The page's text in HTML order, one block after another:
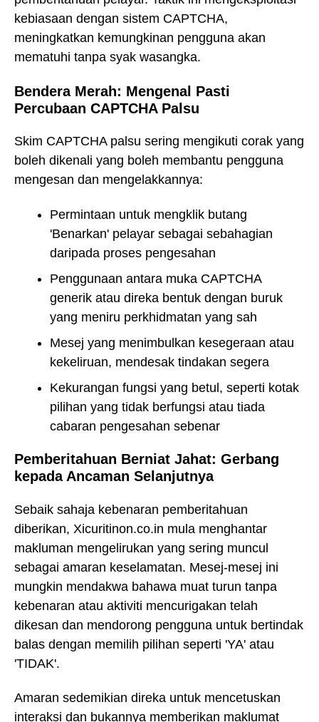
kebiasaan dengan sistem CAPTCHA,
meningkatkan kemungkinan pengguna akan
mematuhi tanpa syak wasangka.
Bendera Merah: Mengenal Pasti
Percubaan CAPTCHA Palsu
Skim CAPTCHA palsu sering mengikuti corak yang
boleh dikenali yang boleh membantu pengguna
mengesan dan mengelakkannya:
Permintaan untuk mengklik butang
'Benarkan' pelayar sebagai sebahagian
daripada proses pengesahan
Penggunaan antara muka CAPTCHA
generik atau direka bentuk dengan buruk
yang meniru perkhidmatan yang sah
Mesej yang menimbulkan kesegeraan atau
kekeliruan, mendesak tindakan segera
Kekurangan fungsi yang betul, seperti kotak
pilihan yang tidak berfungsi atau tiada
cabaran pengesahan sebenar
Pemberitahuan Berniat Jahat: Gerbang
kepada Ancaman Selanjutnya
Sebaik sahaja kebenaran pemberitahuan
diberikan, Xicuritinon.co.in mula menghantar
makluman mengelirukan yang sering muncul
sebagai amaran keselamatan. Mesej-mesej ini
mungkin mendakwa bahawa muat turun tanpa
kebenaran atau aktiviti mencurigakan telah
dikesan dan mendorong pengguna untuk bertindak
balas dengan memilih pilihan seperti 'YA' atau
'TIDAK'.
Amaran sedemikian direka untuk mencetuskan
interaksi dan bukannya memberikan maklumat